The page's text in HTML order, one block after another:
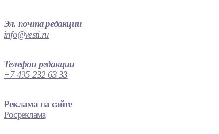
Эл. почта редакции
info@vesti.ru
Телефон редакции
+7 495 232 63 33
Реклама на сайте
Росреклама